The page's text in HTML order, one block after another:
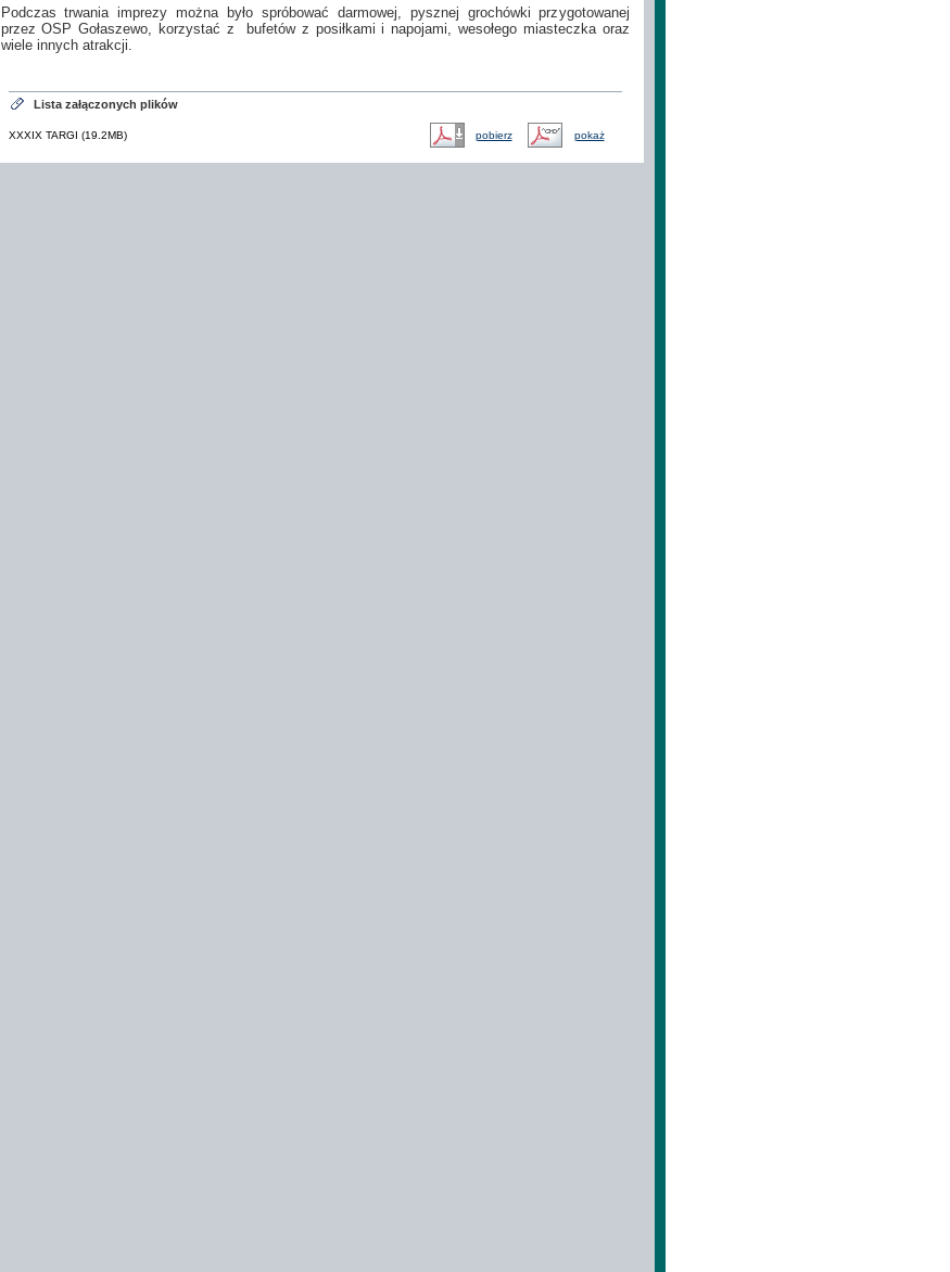
Podczas trwania imprezy można było spróbować darmowej, pysznej grochówki przygotowanej
przez OSP Gołaszewo, korzystać z
bufetów z posiłkami i napojami, wesołego miasteczka oraz
wiele innych atrakcji.
Lista załączonych plików
XXXIX TARGI (19.2MB) pobierz pokaż